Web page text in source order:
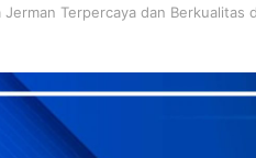
Terpercaya dan Berkualitas